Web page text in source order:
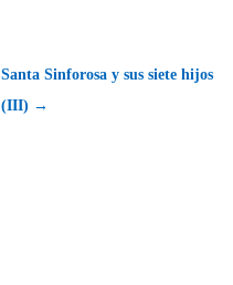
Santa Sinforosa y sus siete hijos
(III) →